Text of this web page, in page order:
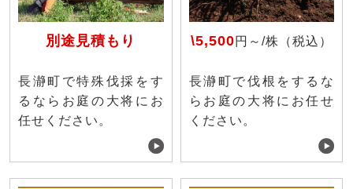
別途見積もり
長瀞町で特殊伐採をす
るならお庭の大将にお
任せください。
\5,500円～/株（税込）
長瀞町で伐根をするな
らお庭の大将にお任せ
ください。